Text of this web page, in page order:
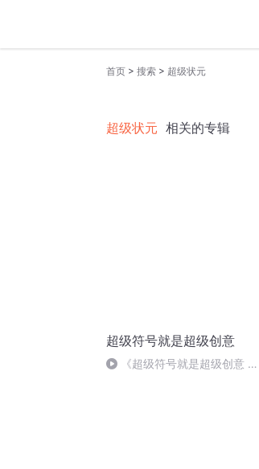
首页 > 搜索 > 超级状元
超级状元 相关的专辑
超级符号就是超级创意
《超级符号就是超级创意 第